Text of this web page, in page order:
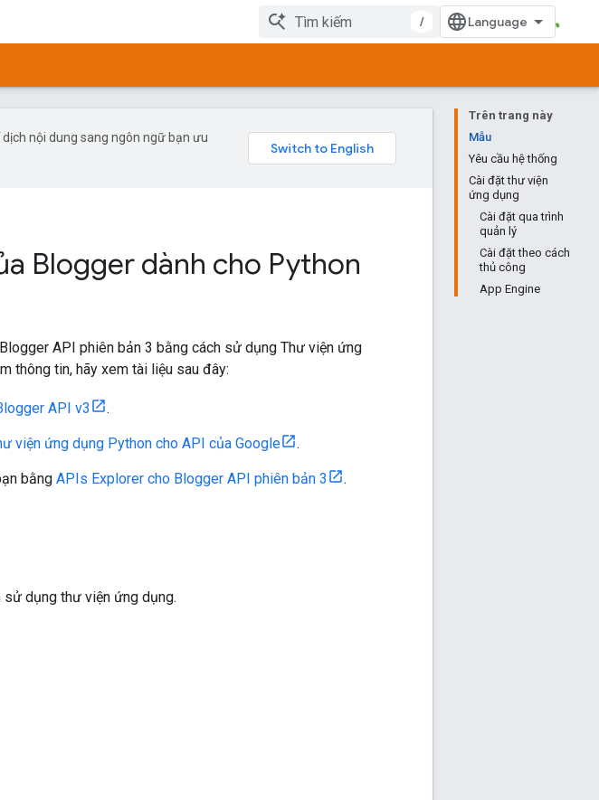
/
Trên trang này
Mẫu
Yêu cầu hệ thống
Cài đặt thư viện
ứng dụng
Cài đặt qua trình
quản lý
Cài đặt theo cách
thủ công
App Engine
nội dung sang ngôn ngữ bạn ưu
Blogger dành cho Python
API phiên bản 3 bằng cách sử dụng Thư viện ứng
thông tin, hãy xem tài liệu sau đây:
API v3 .
viện ứng dụng Python cho API của Google .
bằng APIs Explorer cho Blogger API phiên bản 3 .
dụng thư viện ứng dụng.